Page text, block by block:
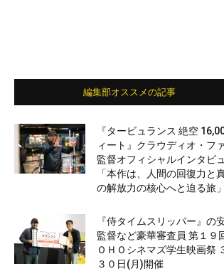
編集部オススメの記事
『タービュランス 絶空
ィート』クラウディオ・フ
監督オフィシャルインタビ
「本作は、人間の回復力と
の解放力の核心へと迫る旅」
『侍タイムスリッパー』の
監督など豪華審査員 第１９
ＯＨＯシネマズ学生映画祭
３０日(月)開催